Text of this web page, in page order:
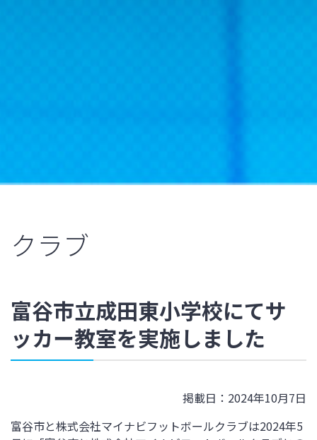
クラブ
富谷市立成田東小学校にてサ
ッカー教室を実施しました
掲載日：2024年10月7日
富谷市と株式会社マイナビフットボールクラブは2024年5